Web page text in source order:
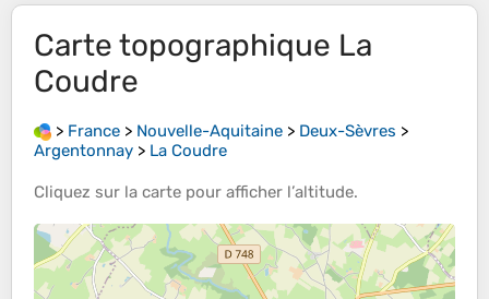
Carte topographique La
Coudre
> France > Nouvelle-Aquitaine > Deux-Sèvres >
Argentonnay > La Coudre
Cliquez sur la carte pour afficher l’altitude.